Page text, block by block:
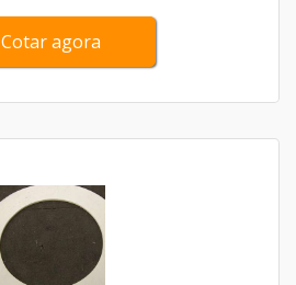
Cotar agora